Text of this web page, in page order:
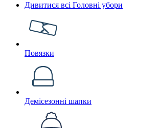
Дивитися всі Головні убори
Повязки
Демісезонні шапки